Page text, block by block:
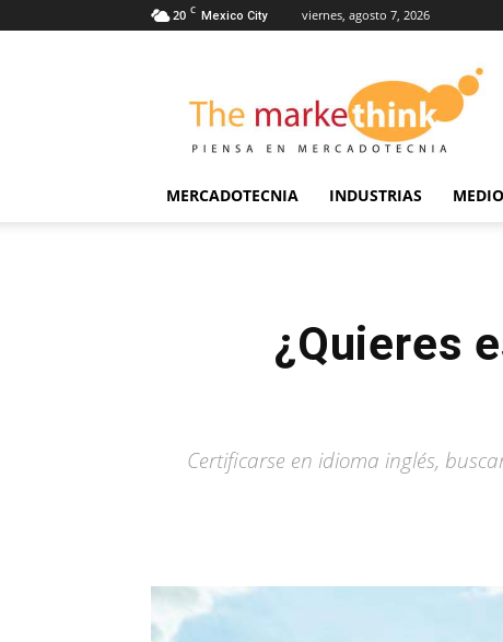
20 C Mexico City viernes, agosto 7, 2026
Markethink
MERCADOTECNIA INDUSTRIAS
¿Quieres
Certificarse en idioma inglés,